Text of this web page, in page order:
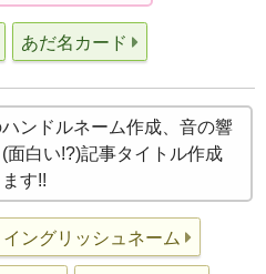
あだ名カード
ハンドルネーム作成、音の響
面白い!?)記事タイトル作成
す!!
イングリッシュネーム